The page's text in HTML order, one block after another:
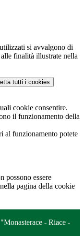
si avvalgono di
finalità illustrate nella
tutti i cookies
cookie consentire.
il funzionamento della
al funzionamento potete
possono essere
pagina della cookie
- Riace -